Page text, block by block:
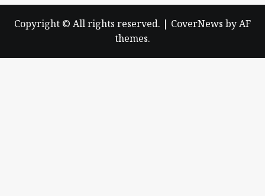
Copyright © All rights reserved. | CoverNews by AF
themes.